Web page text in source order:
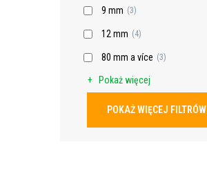
9 mm (3)
12 mm (4)
80 mm a více (3)
Pokaż więcej
POKAŻ WIĘCEJ FILTRÓW